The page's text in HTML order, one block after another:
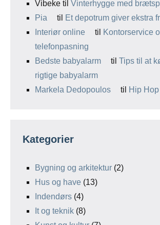
Vibeke til Vinterhygge med
Pia
til
Et depotrum giver ekstra
Interiør online
til
Kontorservice
telefonpasning
Bedste babyalarm
til Tips til at
rigtige babyalarm
Markela Dedopoulos
til Hip
Kategorier
Bygning og arkitektur (2)
Hus og have (13)
Indendørs (4)
It og teknik (8)